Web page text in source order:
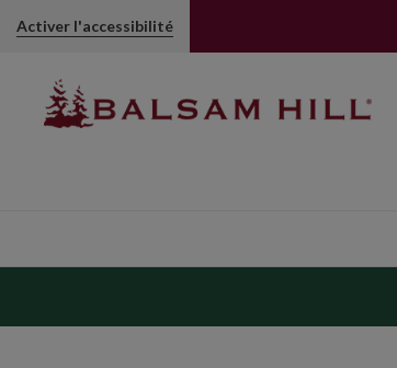
Activer l'accessibilité